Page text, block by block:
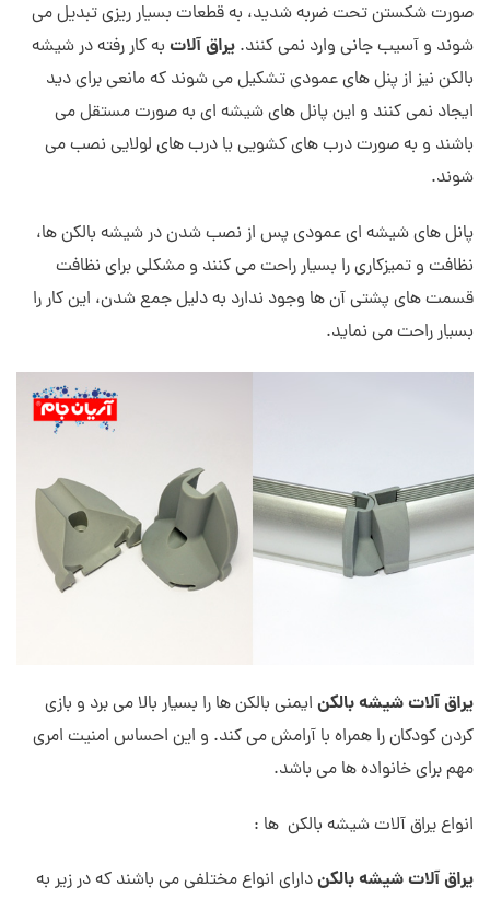
صورت شکستن تحت ضربه شدید، به قطعات بسیار ریزی تبدیل می
شوند و آسیب جانی وارد نمی کنند. یراق آلات به کار رفته در شیشه
بالکن نیز از پنل های عمودی تشکیل می شوند که مانعی برای دید
ایجاد نمی کنند و این پانل های شیشه ای به صورت مستقل می
باشند و به صورت درب های کشویی یا درب های لولایی نصب می
شوند.
پانل های شیشه ای عمودی پس از نصب شدن در شیشه بالکن ها،
نظافت و تمیزکاری را بسیار راحت می کنند و مشکلی برای نظافت
قسمت های پشتی آن ها وجود ندارد به دلیل جمع شدن، این کار را
بسیار راحت می نماید.
یراقآلات شیشه بالکن ایمنی بالکن ها را بسیار بالا می برد و بازی
کردن کودکان را همراه با آرامش می کند. و این احساس امنیت امری
مهم برای خانواده ها می باشد.
انواع یراق آلات شیشه بالکن ها :
یراق آلات شیشه بالکندارای انواع مختلفی می باشند که در زیر به